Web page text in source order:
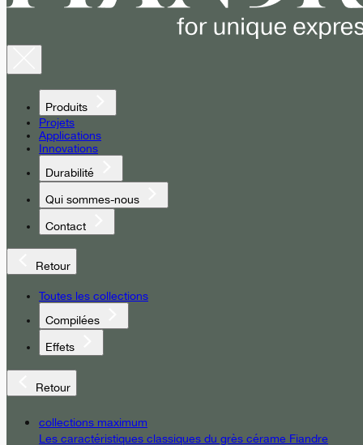
Produits
Projets
Applications
Innovations
Durabilité
Qui sommes-nous
Contact
Retour
Toutes les collections
Compilées
Effets
Retour
collections maximum
Les caractéristiques classiques du grès cérame Fiandre